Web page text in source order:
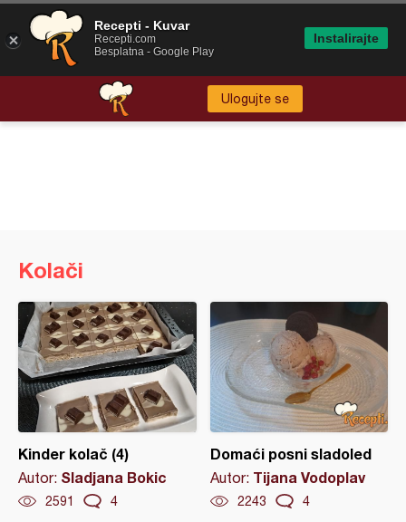
Ulogujte se
Kolači
Kinder kolač (4)
Autor: Sladjana Bokic
2591 4
Domaći posni sladoled
Autor: Tijana Vodoplav
2243 4
Recepti - Kuvar
Recepti.com
Besplatna - Google Play
Instalirajte